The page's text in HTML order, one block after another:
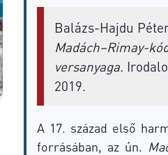
Balázs-Hajdu
Madách–Rimay-
vers­anya­ga.
2019.
A 17. szá­zad első
for­rá­sá­ban, az ún.